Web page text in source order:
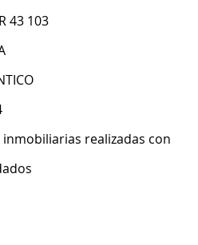
43 103
realizadas con